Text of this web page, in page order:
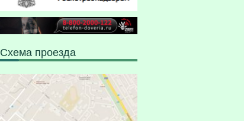
Схема проезда